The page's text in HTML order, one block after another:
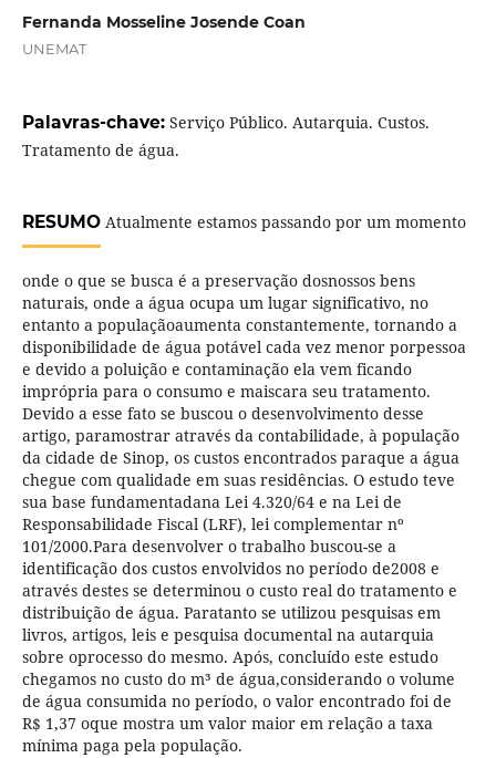
Fernanda Mosseline Josende Coan
UNEMAT
Palavras-chave: Serviço Público. Autarquia. Custos.
Tratamento de água.
RESUMOAtualmente estamos passando por um momento
onde o que se busca é a preservação dosnossos bens
naturais, onde a água ocupa um lugar significativo, no
entanto a populaçãoaumenta constantemente, tornando a
disponibilidade de água potável cada vez menor porpessoa
e devido a poluição e contaminação ela vem ficando
imprópria para o consumo e maiscara seu tratamento.
Devido a esse fato se buscou o desenvolvimento desse
artigo, paramostrar através da contabilidade, à população
da cidade de Sinop, os custos encontrados paraque a água
chegue com qualidade em suas residências. O estudo teve
sua base fundamentadana Lei 4.320/64 e na Lei de
Responsabilidade Fiscal (LRF), lei complementar nº
101/2000.Para desenvolver o trabalho buscou-se a
identificação dos custos envolvidos no período de2008 e
através destes se determinou o custo real do tratamento e
distribuição de água. Paratanto se utilizou pesquisas em
livros, artigos, leis e pesquisa documental na autarquia
sobre oprocesso do mesmo. Após, concluído este estudo
chegamos no custo do m³ de água,considerando o volume
de água consumida no período, o valor encontrado foi de
R$ 1,37 oque mostra um valor maior em relação a taxa
mínima paga pela população.